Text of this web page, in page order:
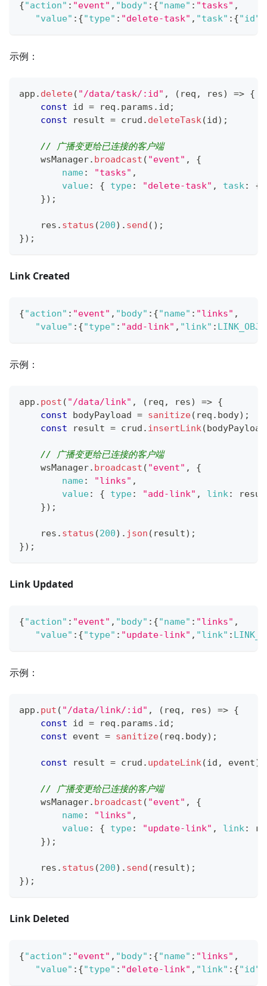
{"action" : "event" , "body" : {"name" : "tasks" ,
"value" : {"type" : "delete-task" , "task" : {"id"
示例：
app . delete( "/data/task/:id" , ( req , res) => {
const id = req . params . id ;
const result = crud . deleteTask (id) ;
// 广播变更给已连接的客户端
    wsManager
. broadcast ( "event" ,
{
name: "tasks" ,
value: { type: "delete-task" , task : {
}) ;
    res
. status (200) . send ( ) ;
}) ;
Link Created
{"action" : "event" , "body" : {"name" : "links" ,
"value" : {"type" : "add-link" , "link" :
示例：
app . post ( "/data/link" , ( req , res) => {
const bodyPayload = sanitize( req . body) ;
const result = crud . insertLink (bodyPayload
// 广播变更给已连接的客户端
    wsManager
. broadcast ( "event" ,
{
name: "links" ,
value: { type: "add-link" , link :
}) ;
    res
. status (200) . json ( result) ;
}) ;
Link Updated
{"action" : "event" , "body" : {"name" : "links" ,
"value" : {"type" : "update-link" , "link" :
示例：
app . put ( "/data/link/:id" , ( req , res) => {
const id = req . params . id ;
const event = sanitize( req . body) ;
const result = crud . updateLink (id , event)
// 广播变更给已连接的客户端
    wsManager
. broadcast ( "event" ,
{
name: "links" ,
value: { type: "update-link" , link :
}) ;
    res
. status (200) . send ( result) ;
}) ;
Link Deleted
{"action" : "event" , "body" : {"name" : "links" ,
"value" : {"type" : "delete-link" , "link" : {"id"